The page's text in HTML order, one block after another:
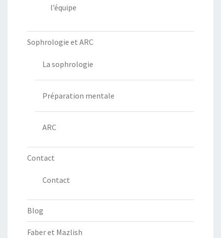
l’équipe
Sophrologie et ARC
La sophrologie
Préparation mentale
ARC
Contact
Contact
Blog
Faber et Mazlish